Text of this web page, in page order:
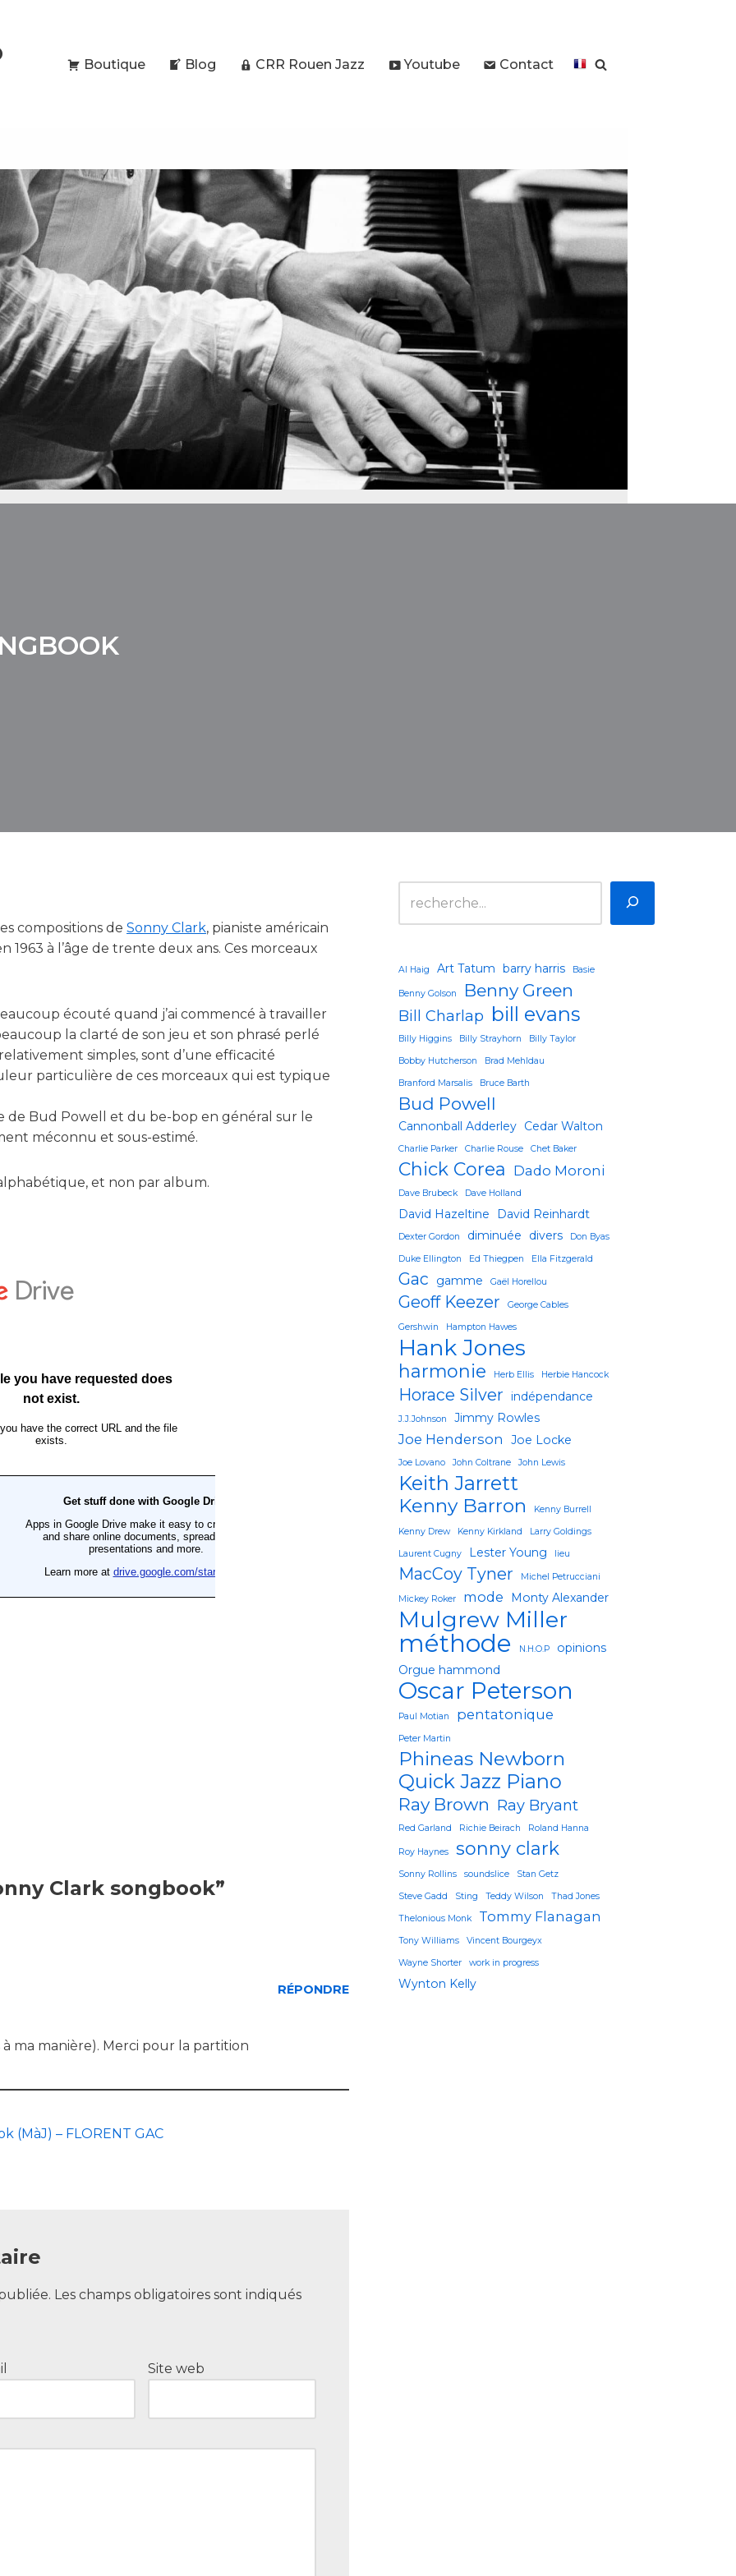
Boutique Blog CRR Rouen Jazz Youtube Contact
compositions de Sonny Clark, pianiste américain
à l’âge de trente deux ans. Ces morceaux
écouté quand j’ai commencé à travailler
la clarté de son jeu et son phrasé perlé
simples, sont d’une efficacité
particulière de ces morceaux qui est typique
de Bud Powell et du be-bop en général sur le
méconnu et sous-estimé.
et non par album.
Clark songbook”
RÉPONDRE
à ma manière). Merci pour la partition
(MàJ) – FLORENT GAC
Les champs obligatoires sont indiqués
Site web
Al Haig Art Tatum barry harris Basie
Benny Golson Benny Green
Bill Charlap bill evans
Billy Higgins Billy Strayhorn Billy Taylor
Bobby Hutcherson Brad Mehldau
Branford Marsalis Bruce Barth
Bud Powell
Cannonball Adderley Cedar Walton
Charlie Parker Charlie Rouse Chet Baker
Chick Corea Dado Moroni
Dave Brubeck Dave Holland
David Hazeltine David Reinhardt
Dexter Gordon diminuée divers Don Byas
Duke Ellington Ed Thiegpen Ella Fitzgerald
Gac gamme Gaël Horellou
Geoff Keezer George Cables
Gershwin Hampton Hawes
Hank Jones
harmonie Herb Ellis Herbie Hancock
Horace Silver indépendance
J.J.Johnson Jimmy Rowles
Joe Henderson Joe Locke
Joe Lovano John Coltrane John Lewis
Keith Jarrett
Kenny Barron Kenny Burrell
Kenny Drew Kenny Kirkland Larry Goldings
Laurent Cugny Lester Young lieu
MacCoy Tyner Michel Petrucciani
Mickey Roker mode Monty Alexander
Mulgrew Miller
méthode N.H.O.P
opinions
Orgue hammond
Oscar Peterson
Paul Motian pentatonique
Peter Martin
Phineas Newborn
Quick Jazz Piano
Ray Brown Ray Bryant
Red Garland Richie Beirach Roland Hanna
Roy Haynes sonny clark
Sonny Rollins soundslice Stan Getz
Steve Gadd Sting Teddy Wilson Thad Jones
Thelonious Monk Tommy Flanagan
Tony Williams Vincent Bourgeyx
Wayne Shorter work in progress
Wynton Kelly